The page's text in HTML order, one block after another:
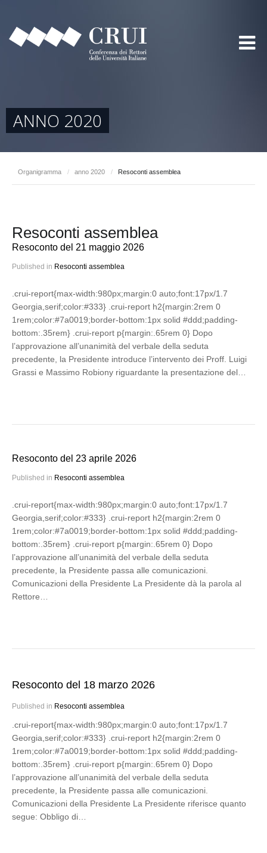
ANNO 2020
Organigramma / anno 2020 / Resoconti assemblea
Resoconti assemblea
Resoconto del 21 maggio 2026
Published in Resoconti assemblea
.crui-report{max-width:980px;margin:0 auto;font:17px/1.7
Georgia,serif;color:#333} .crui-report h2{margin:2rem 0
1rem;color:#7a0019;border-bottom:1px solid #ddd;padding-
bottom:.35rem} .crui-report p{margin:.65rem 0} Dopo
l’approvazione all’unanimità del verbale della seduta
precedente, la Presidente introduce l’intervento dei Proff. Luigi
Grassi e Massimo Robiony riguardante la presentazione del…
Resoconto del 23 aprile 2026
Published in Resoconti assemblea
.crui-report{max-width:980px;margin:0 auto;font:17px/1.7
Georgia,serif;color:#333} .crui-report h2{margin:2rem 0
1rem;color:#7a0019;border-bottom:1px solid #ddd;padding-
bottom:.35rem} .crui-report p{margin:.65rem 0} Dopo
l’approvazione all’unanimità del verbale della seduta
precedente, la Presidente passa alle comunicazioni.
Comunicazioni della Presidente La Presidente dà la parola al
Rettore…
Resoconto del 18 marzo 2026
Published in Resoconti assemblea
.crui-report{max-width:980px;margin:0 auto;font:17px/1.7
Georgia,serif;color:#333} .crui-report h2{margin:2rem 0
1rem;color:#7a0019;border-bottom:1px solid #ddd;padding-
bottom:.35rem} .crui-report p{margin:.65rem 0} Dopo
l’approvazione all’unanimità del verbale della seduta
precedente, la Presidente passa alle comunicazioni.
Comunicazioni della Presidente La Presidente riferisce quanto
segue: Obbligo di…